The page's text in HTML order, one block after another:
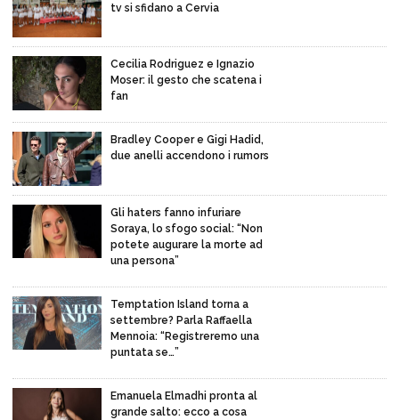
tv si sfidano a Cervia
Cecilia Rodriguez e Ignazio
Moser: il gesto che scatena i
fan
Bradley Cooper e Gigi Hadid,
due anelli accendono i rumors
Gli haters fanno infuriare
Soraya, lo sfogo social: “Non
potete augurare la morte ad
una persona”
Temptation Island torna a
settembre? Parla Raffaella
Mennoia: “Registreremo una
puntata se…”
Emanuela Elmadhi pronta al
grande salto: ecco a cosa